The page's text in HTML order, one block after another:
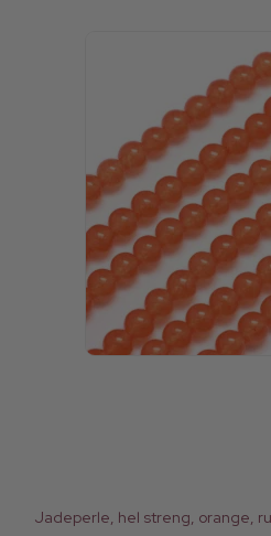
Jadeperle, hel streng, orange,